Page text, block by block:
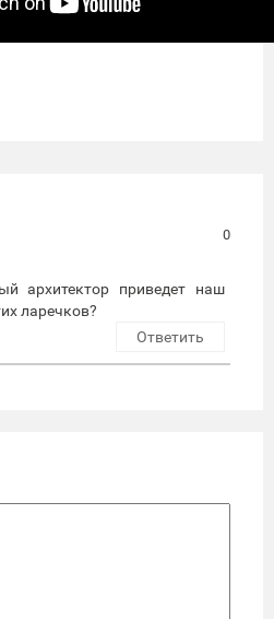
0
архитектор приведет наш
ларечков?
Ответить